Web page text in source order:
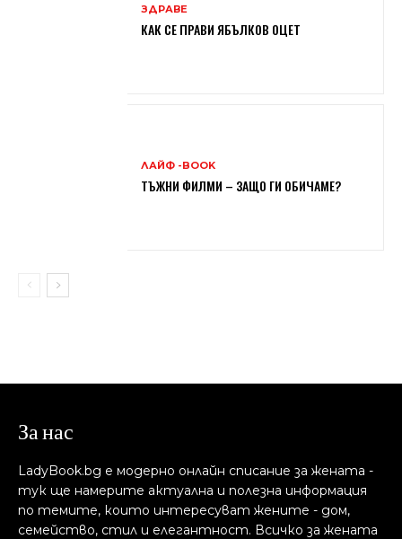
ЗДРАВЕ
КАК СЕ ПРАВИ ЯБЪЛКОВ ОЦЕТ
ЛАЙФ -BOOK
ТЪЖНИ ФИЛМИ – ЗАЩО ГИ ОБИЧАМЕ?
За нас
LadyBook.bg е модерно онлайн списание за жената -
тук ще намерите актуална и полезна информация
по темите, които интересуват жените - дом,
семейство, стил и елегантност. Всичко за жената